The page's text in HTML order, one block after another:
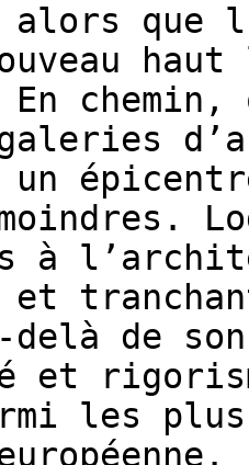
alors que
chemin,
galeries
à
et
delà de
les